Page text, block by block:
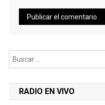
RADIO EN VIVO